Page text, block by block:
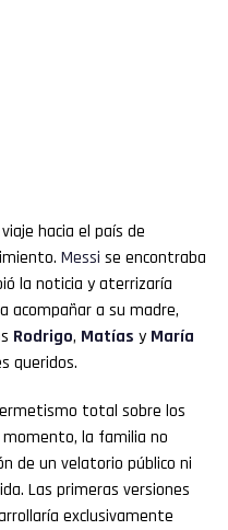
hacia el país de
Messi se encontraba
la noticia y aterrizaría
acompañar a su madre,
Rodrigo, Matías y María
queridos.
total sobre los
la familia no
de un velatorio público ni
Las primeras versiones
exclusivamente